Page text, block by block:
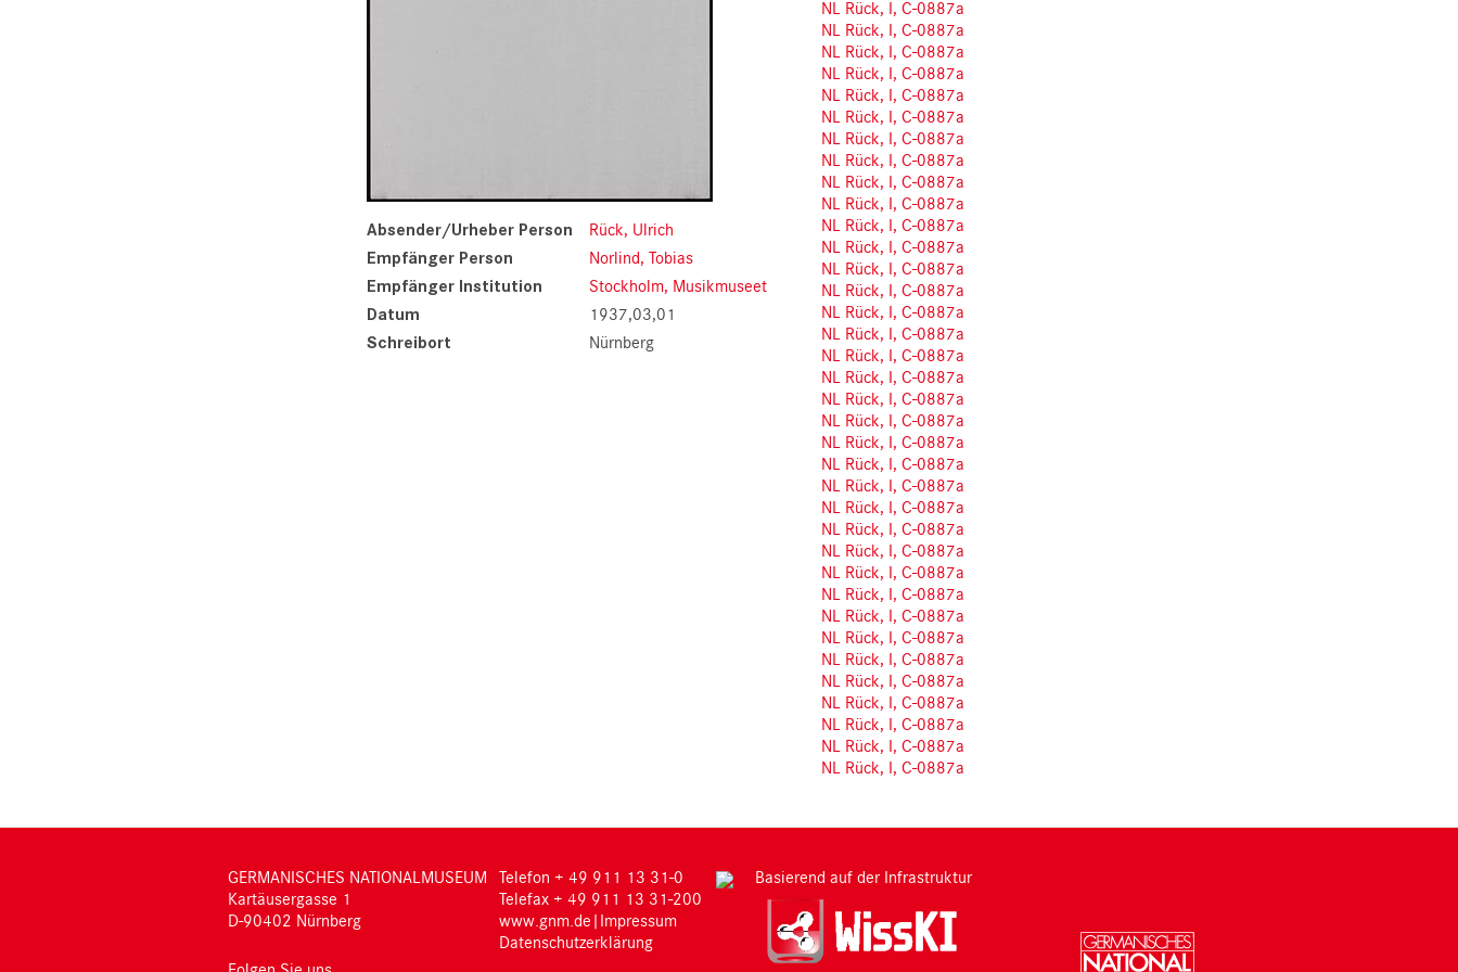
Absender/Urheber Person Rück, Ulrich
Empfänger Person Norlind, Tobias
Empfänger Institution Stockholm, Musikmuseet
Datum 1937,03,01
Schreibort Nürnberg
NL Rück, I, C-0887a
NL Rück, I, C-0887a
NL Rück, I, C-0887a
NL Rück, I, C-0887a
NL Rück, I, C-0887a
NL Rück, I, C-0887a
NL Rück, I, C-0887a
NL Rück, I, C-0887a
NL Rück, I, C-0887a
NL Rück, I, C-0887a
NL Rück, I, C-0887a
NL Rück, I, C-0887a
NL Rück, I, C-0887a
NL Rück, I, C-0887a
NL Rück, I, C-0887a
NL Rück, I, C-0887a
NL Rück, I, C-0887a
NL Rück, I, C-0887a
NL Rück, I, C-0887a
NL Rück, I, C-0887a
NL Rück, I, C-0887a
NL Rück, I, C-0887a
NL Rück, I, C-0887a
NL Rück, I, C-0887a
NL Rück, I, C-0887a
NL Rück, I, C-0887a
NL Rück, I, C-0887a
NL Rück, I, C-0887a
NL Rück, I, C-0887a
NL Rück, I, C-0887a
NL Rück, I, C-0887a
NL Rück, I, C-0887a
NL Rück, I, C-0887a
NL Rück, I, C-0887a
NL Rück, I, C-0887a
NL Rück, I, C-0887a
GERMANISCHES NATIONALMUSEUM
Kartäusergasse 1
D-90402 Nürnberg
Telefon + 49 911 13 31-0
Telefax + 49 911 13 31-200
www.gnm.de | Impressum
Datenschutzerklärung
Basierend auf der Infrastruktur